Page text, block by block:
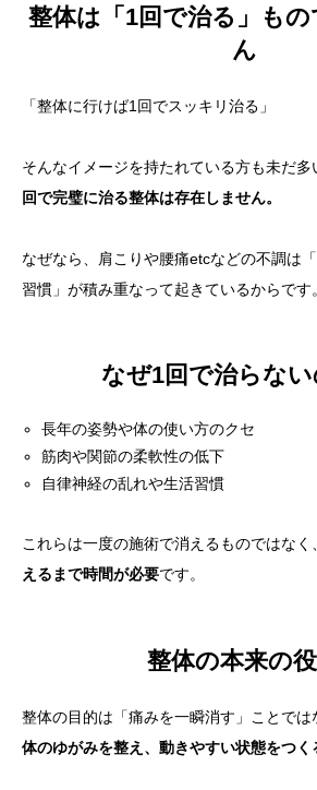
整体は「1回で治る」も
ん
「整体に行けば1回でスッキリ治る」
そんなイメージを持たれている方も未だ多
回で完璧に治る整体は存在しません。
なぜなら、肩こりや腰痛etcなどの不調は
習慣」が積み重なって起きているからです。
なぜ1回で治らない
長年の姿勢や体の使い方のクセ
筋肉や関節の柔軟性の低下
自律神経の乱れや生活習慣
これらは一度の施術で消えるものではなく、
えるまで時間が必要です。
整体の本来の
整体の目的は「痛みを一瞬消す」ことでは
体のゆがみを整え、動きやすい状態をつく